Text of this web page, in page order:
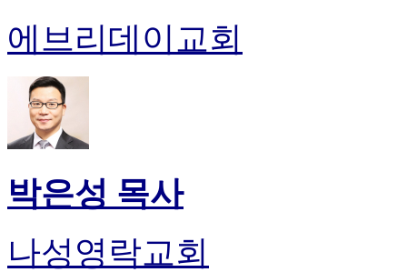
에브리데이교회
박은성 목사
나성영락교회